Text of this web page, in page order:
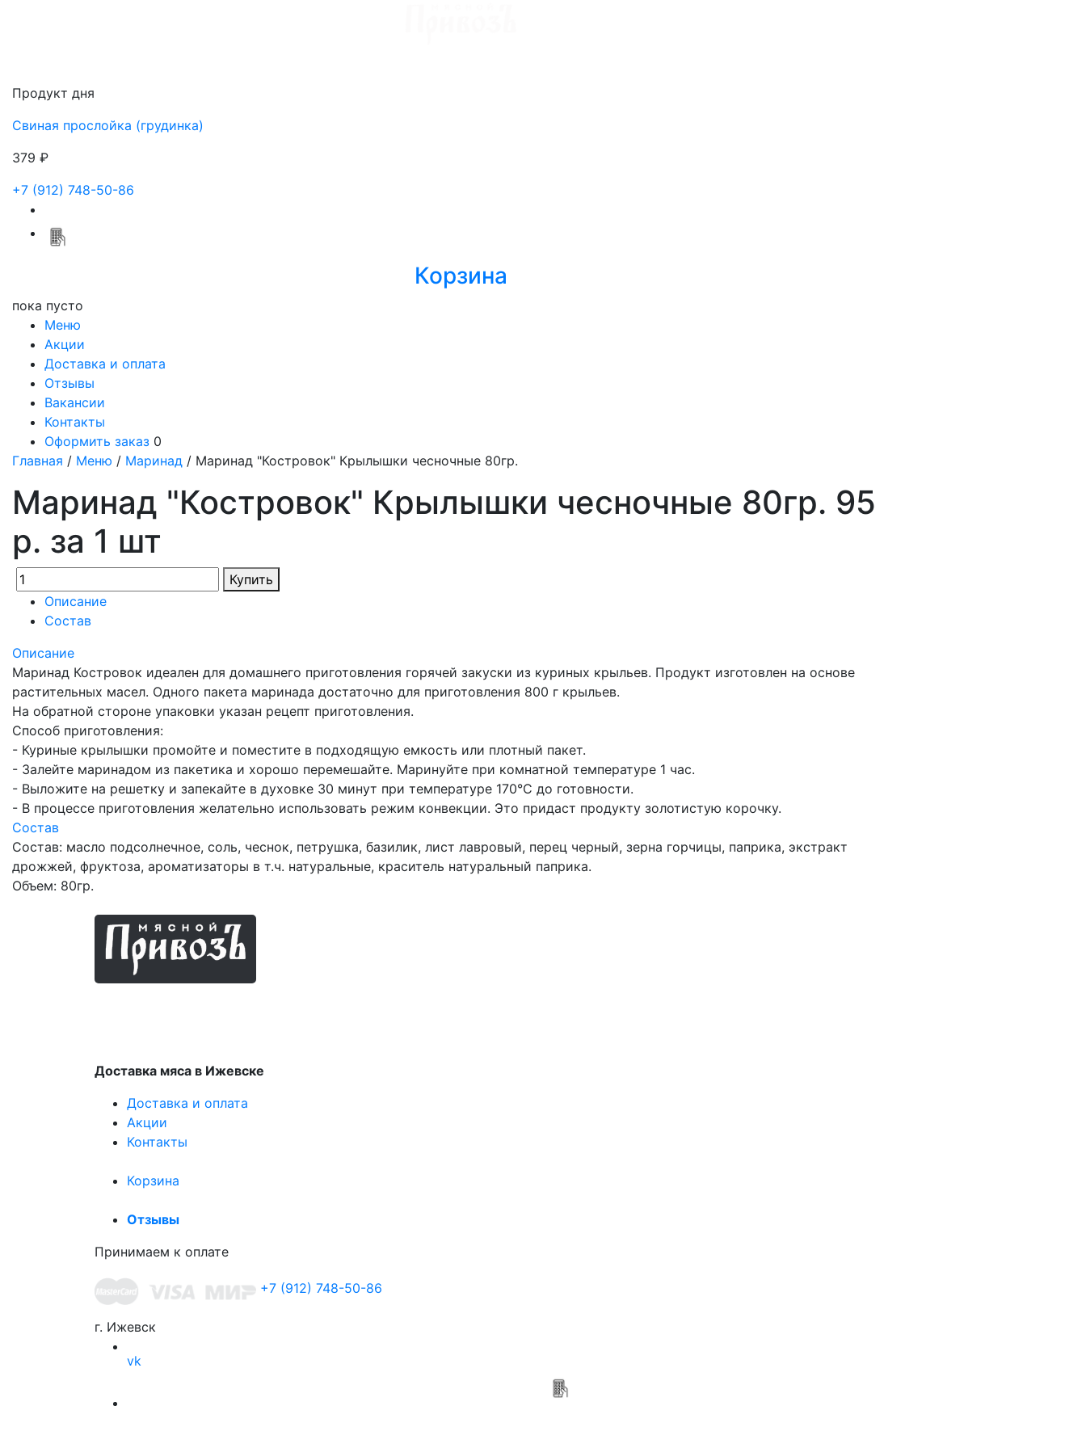
Продукт дня
Свиная прослойка (грудинка)
379 ₽
+7 (912) 748-50-86
Корзина
пока пусто
Меню
Акции
Доставка и оплата
Отзывы
Вакансии
Контакты
Оформить заказ 0
Главная / Меню / Маринад / Маринад "Костровок" Крылышки чесночные 80гр.
Маринад "Костровок" Крылышки чесночные 80гр. 95
р. за 1 шт
Купить
Описание
Состав
Описание
Маринад Костровок идеален для домашнего приготовления горячей закуски из куриных крыльев. Продукт изготовлен на основе
растительных масел. Одного пакета маринада достаточно для приготовления 800 г крыльев.
На обратной стороне упаковки указан рецепт приготовления.
Способ приготовления:
- Куриные крылышки промойте и поместите в подходящую емкость или плотный пакет.
- Залейте маринадом из пакетика и хорошо перемешайте. Маринуйте при комнатной температуре 1 час.
- Выложите на решетку и запекайте в духовке 30 минут при температуре 170°С до готовности.
- В процессе приготовления желательно использовать режим конвекции. Это придаст продукту золотистую корочку.
Состав
Состав: масло подсолнечное, соль, чеснок, петрушка, базилик, лист лавровый, перец черный, зерна горчицы, паприка, экстракт
дрожжей, фруктоза, ароматизаторы в т.ч. натуральные, краситель натуральный паприка.
Объем: 80гр.
Доставка мяса в Ижевске
Доставка и оплата
Акции
Контакты
Корзина
Отзывы
Принимаем к оплате
+7 (912) 748-50-86
г. Ижевск
vk